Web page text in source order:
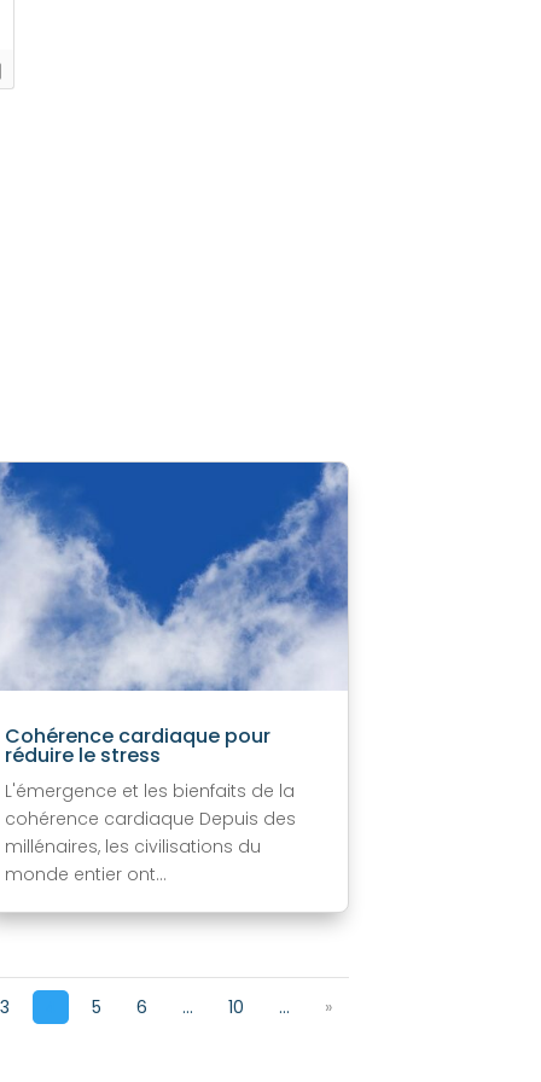
Cohérence cardiaque pour
réduire le stress
L'émergence et les bienfaits de la
cohérence cardiaque Depuis des
millénaires, les civilisations du
monde entier ont...
3 5 6 ... 10 ... »